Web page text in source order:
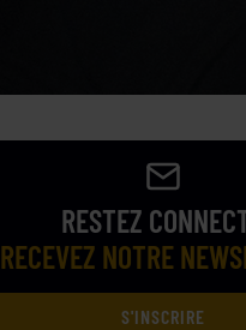
RESTEZ
RECEVEZ NOTRE
S'INSCRIRE